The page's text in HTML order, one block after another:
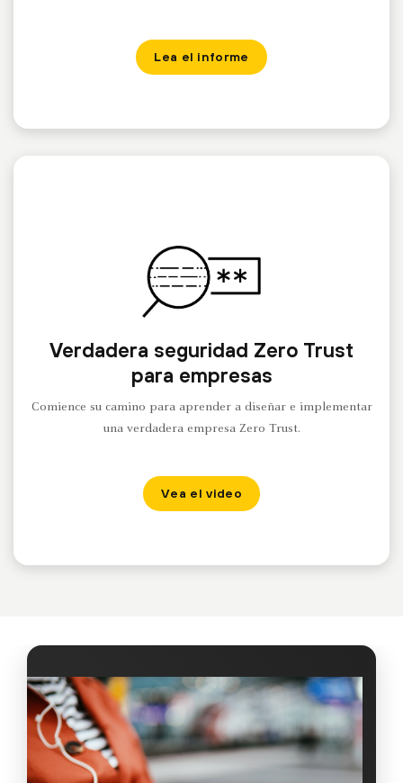
Lea el informe
Verdadera seguridad Zero Trust
para empresas
Comience su camino para aprender a diseñar e implementar
una verdadera empresa Zero Trust.
Vea el video